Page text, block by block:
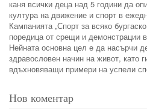
каня всички деца над 5 години да
култура на движение и спорт в
Кампанията „Спорт за всяко
поредица от срещи и демонстрации
Нейната основна цел е да насърчи
здравословен начин на живот, като
вдъхновяващи примери на успели
Нов коментар